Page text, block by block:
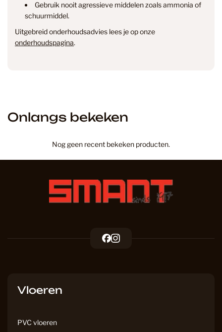
Gebruik nooit agressieve middelen zoals ammonia of
schuurmiddel.
Uitgebreid onderhoudsadvies lees je op onze
onderhoudspagina.
Onlangs bekeken
Nog geen recent bekeken producten.
F I
Vloeren
PVC vloeren